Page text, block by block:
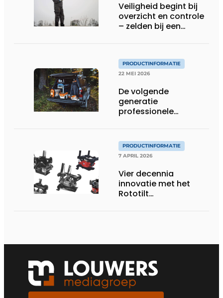
Veiligheid begint bij
overzicht en controle
– zelden bij een
PRODUCTINFORMATIE
22 MEI 2026
De volgende
generatie
professionele
PRODUCTINFORMATIE
7 APRIL 2026
Vier decennia
innovatie met het
Rototilt